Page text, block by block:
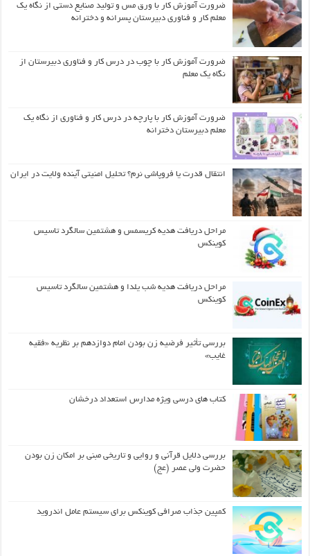
ضرورت آموزش کار با ورق مس و تولید صنایع دستی از نگاه یک
معلم کار و فناوری دبیرستان پسرانه و دخترانه
ضرورت آموزش کار با چوب در درس کار و فناوری دبیرستان از
نگاه یک معلم
ضرورت آموزش کار با پارچه در درس کار و فناوری از نگاه یک
معلم دبیرستان دخترانه
انتقال قدرت یا فروپاشی نرم؟ تحلیل امنیتی آینده ولایت در ایران
مراحل دریافت هدیه کریسمس و هشتمین سالگرد تاسیس
کوینکس
مراحل دریافت هدیه شب یلدا و هشتمین سالگرد تاسیس
کوینکس
بررسی تأثیر فرضیه زن بودن امام دوازدهم بر نظریه «فقیه
غایب»
کتاب های درسی ویژه مدارس استعداد درخشان
بررسی دلایل قرآنی و روایی و تاریخی مبنی بر امکان زن بودن
حضرت ولی عصر (عج)
کمپین جذاب صرافی کوینکس برای سیستم عامل اندروید